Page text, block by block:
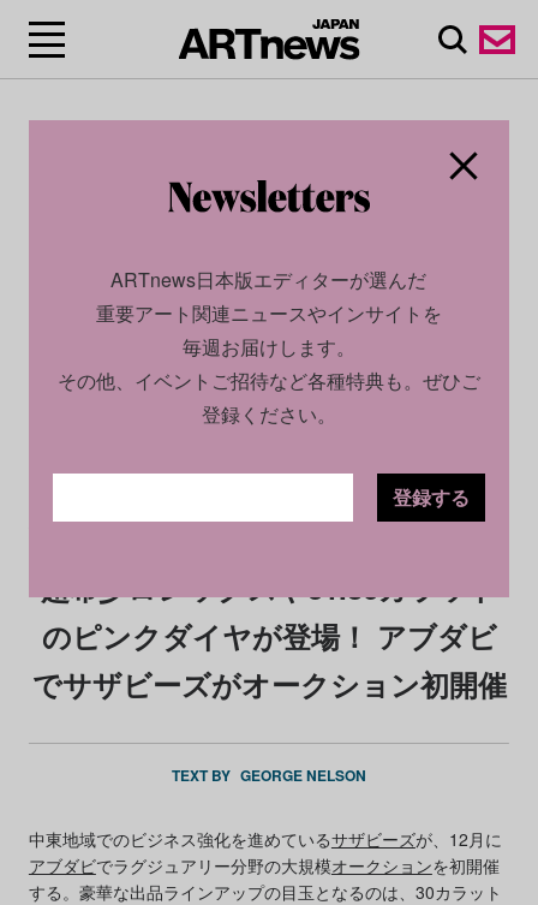
2025.09.01
超希少ロレックスや31.86カラット
のピンクダイヤが登場！ アブダビ
でサザビーズがオークション初開催
TEXT BY GEORGE NELSON
中東地域でのビジネス強化を進めているサザビーズが、12月に
アブダビでラグジュアリー分野の大規模オークションを初開催
する。豪華な出品ラインアップの目玉となるのは、30カラット
ARTnews日本版エディターが選んだ
重要アート関連ニュースやインサイトを
毎週お届けします。
その他、イベントご招待など各種特典も。ぜひご
登録ください。
登録する